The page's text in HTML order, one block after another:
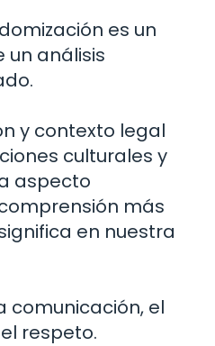
es un
un análisis
y contexto legal
culturales y
aspecto
más
en nuestra
comunicación, el
respeto.